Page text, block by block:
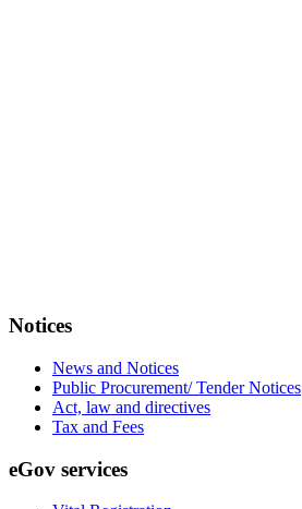
Notices
News and Notices
Public Procurement/ Tender Notices
Act, law and directives
Tax and Fees
eGov services